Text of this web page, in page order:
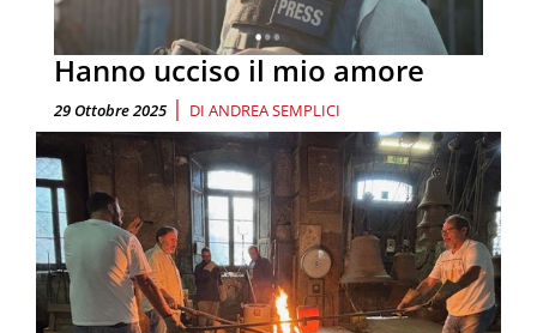
Hanno ucciso il mio amore
29 Ottobre 2025 | DI ANDREA SEMPLICI